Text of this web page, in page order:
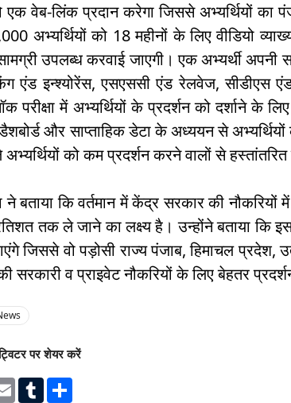
एक वेब-लिंक प्रदान करेगा जिससे अभ्यर्थियों का
अभ्यर्थियों को 18 महीनों के लिए वीडियो
उपलब्ध करवाई जाएगी। एक अभ्यर्थी
एंड इन्श्योरेंस, एसएससी एंड रेलवेज,
परीक्षा में अभ्यर्थियों के प्रदर्शन को दर्शाने के
और साप्ताहिक डेटा के अध्ययन से
को कम प्रदर्शन करने वालों से हस्तांतरित
ने बताया कि वर्तमान में केंद्र सरकार की नौकरियों
तक ले जाने का लक्ष्य है। उन्होंने बताया कि
जिससे वो पड़ोसी राज्य पंजाब, हिमाचल प्रदेश,
सरकारी व प्राइवेट नौकरियों के लिए बेहतर
पर शेयर करें
E
T